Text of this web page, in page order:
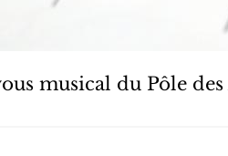
musical du Pôle